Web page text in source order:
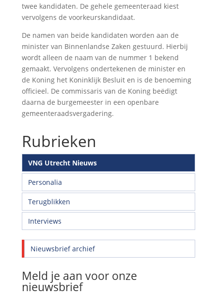
twee kandidaten. De gehele gemeenteraad kiest
vervolgens de voorkeurskandidaat.
De namen van beide kandidaten worden aan de
minister van Binnenlandse Zaken gestuurd. Hierbij
wordt alleen de naam van de nummer 1 bekend
gemaakt. Vervolgens ondertekenen de minister en
de Koning het Koninklijk Besluit en is de benoeming
officieel. De commissaris van de Koning beëdigt
daarna de burgemeester in een openbare
gemeenteraadsvergadering.
Rubrieken
VNG Utrecht Nieuws
Personalia
Terugblikken
Interviews
Nieuwsbrief archief
Meld je aan voor onze
nieuwsbrief